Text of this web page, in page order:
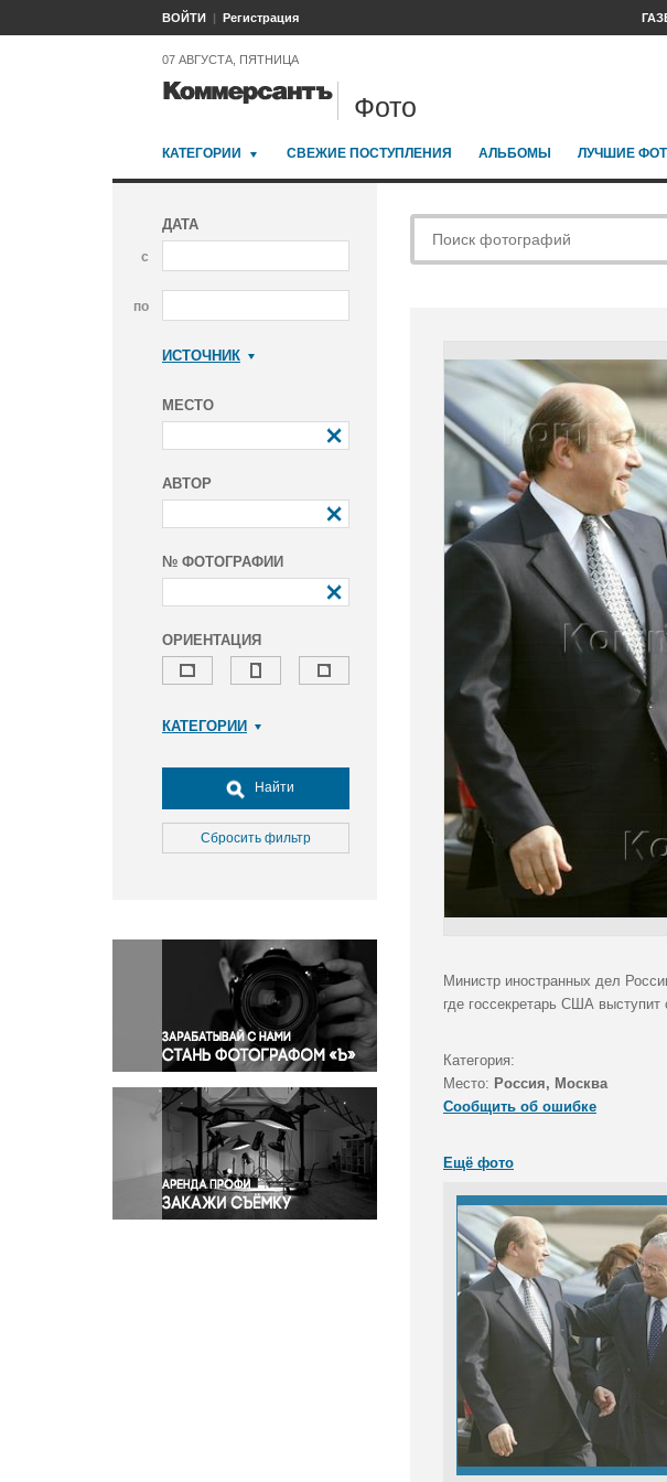
ВОЙТИ Регистрация
07 АВГУСТА, ПЯТНИЦА
Фото
КАТЕГОРИИ СВЕЖИЕ ПОСТУПЛЕНИЯ АЛЬБОМЫ ЛУЧШИЕ
ДАТА
с
по
ИСТОЧНИК
МЕСТО
АВТОР
№ ФОТОГРАФИИ
ОРИЕНТАЦИЯ
КАТЕГОРИИ
Досуг, туризм и отдых
Культура
Медицина
Окружающая среда
Политика
Правосудие
Происшествия и конфликты
Религия
Светская жизнь
Спорт
Экология
Экономика и бизнес
Найти
Сбросить фильтр
Министр иностранных дел
где госсекретарь США выступит
Категория:
Место: Россия, Москва
Сообщить об ошибке
Ещё фото